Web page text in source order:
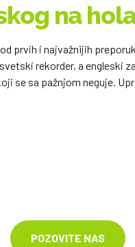
na
prvih i najvažnijih
rekorder, a
se sa pažnjom neguje.
POZOVITE NAS